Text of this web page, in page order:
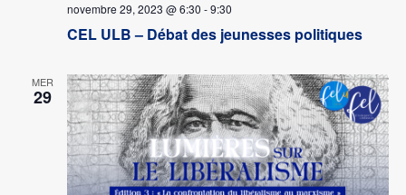
novembre 29, 2023 @ 6:30 -9:30
CEL ULB – Débat des jeunesses politiques
MER
29